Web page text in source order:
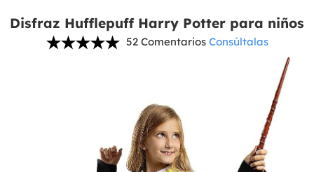
Disfraz Hufflepuff Harry Potter para niños
52 Comentarios Consúltalas